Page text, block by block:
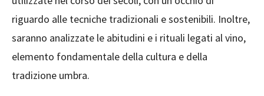
riguardo alle tecniche tradizionali e sostenibili. Inoltre,
saranno analizzate le abitudini e i rituali legati al vino,
elemento fondamentale della cultura e della
tradizione umbra.